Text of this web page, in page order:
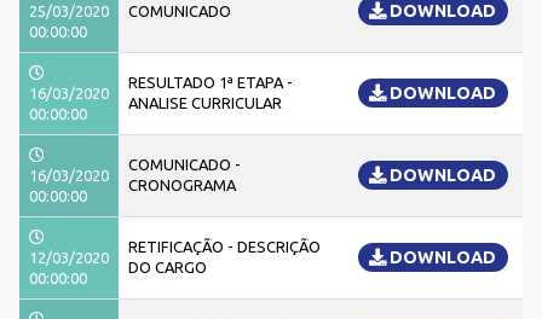
25/03/2020
00:00:00
COMUNICADO DOWNLOAD
16/03/2020
00:00:00
RESULTADO 1ª ETAPA -
ANALISE CURRICULAR
DOWNLOAD
16/03/2020
00:00:00
COMUNICADO -
CRONOGRAMA
DOWNLOAD
12/03/2020
00:00:00
RETIFICAÇÃO - DESCRIÇÃO
DO CARGO
DOWNLOAD